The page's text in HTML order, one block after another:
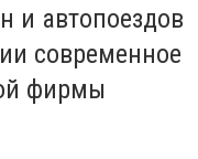
и автопоездов
современное
фирмы